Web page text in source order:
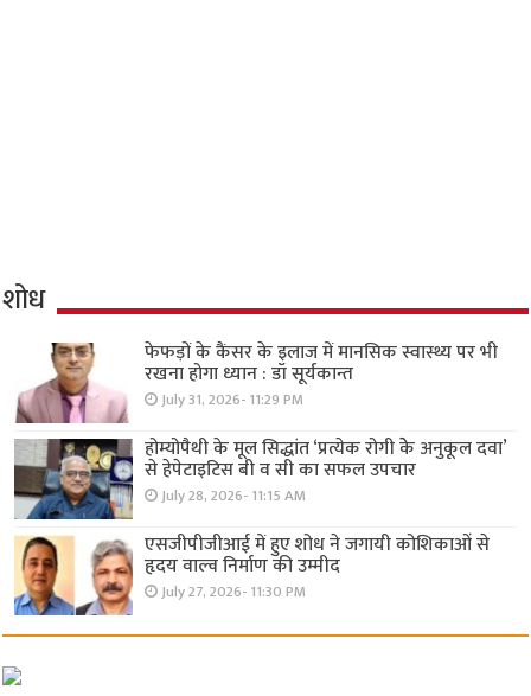
शोध
फेफड़ों के कैंसर के इलाज में मानसिक स्वास्थ्य पर भी
रखना होगा ध्यान : डॉ सूर्यकान्त
July 31, 2026- 11:29 PM
होम्योपैथी के मूल सिद्धांत ‘प्रत्येक रोगी केे अनुकूल दवा’
से हेपेटाइटिस बी व सी का सफल उपचार
July 28, 2026- 11:15 AM
एसजीपीजीआई में हुए शोध ने जगायी कोशिकाओं से
हृदय वाल्व निर्माण की उम्मीद
July 27, 2026- 11:30 PM